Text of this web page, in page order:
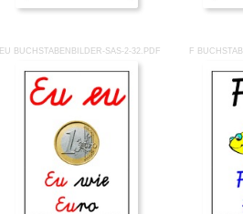
EU BUCHSTABENBILDER-SAS-2-32.PDF F